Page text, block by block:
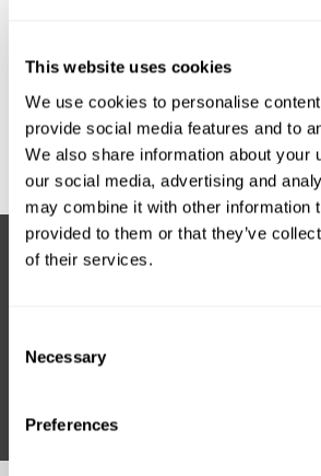
This website uses cookies
We use cookies to personalise
provide social media features and to
We also share information about your
our social media, advertising and
may combine it with other information
provided to them or that they’ve
of their services.
Selection
Necessary
Preferences
Запит ціни